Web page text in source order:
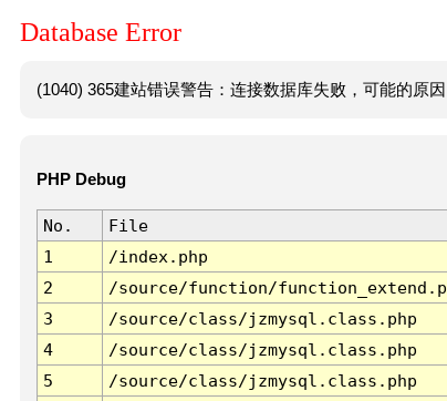
Database Error
(1040) 365建站错误警告：连接数据库失败，可能的原
PHP Debug
No. File
1
/index.php
2
/source/function/
3
/source/class/jzmysql.class.php
4
/source/class/jzmysql.class.php
5
/source/class/jzmysql.class.php